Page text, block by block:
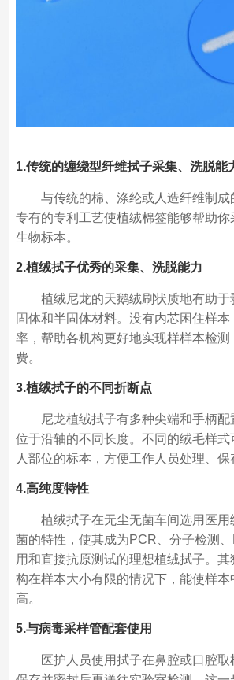
1.传统的缠绕型纤维拭子采集、洗脱能
与传统的棉、涤纶或人造纤维制
专有的专利工艺使植绒棉签能够帮助你
生物标本。
2.植绒拭子优秀的采集、洗脱能力
植绒尼龙的天鹅绒刷状质地有助于
固体和半固体材料。没有内芯困住样
率，帮助各机构更好地实现样样本检测
费。
3.植绒拭子的不同折断点
尼龙植绒拭子有多种尖端和手柄
位于沿轴的不同长度。不同的绒毛样式
人部位的标本，方便工作人员处理、保
4.高纯度特性
植绒拭子在无尘无菌车间选用医
菌的特性，使其成为PCR、分子检测
用和直接抗原测试的理想植绒拭子。
构在样本大小有限的情况下，能使样本
高。
5.与病毒采样管配套使用
医护人员使用拭子在鼻腔或口腔